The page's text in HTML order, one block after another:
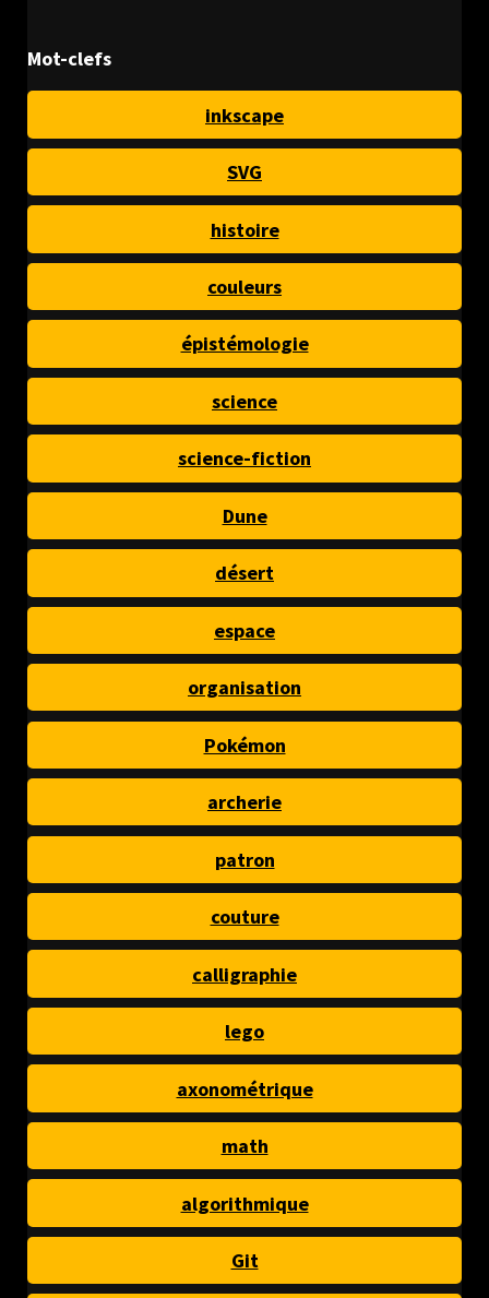
Mot-clefs
inkscape
SVG
histoire
couleurs
épistémologie
science
science-fiction
Dune
désert
espace
organisation
Pokémon
archerie
patron
couture
calligraphie
lego
axonométrique
math
algorithmique
Git